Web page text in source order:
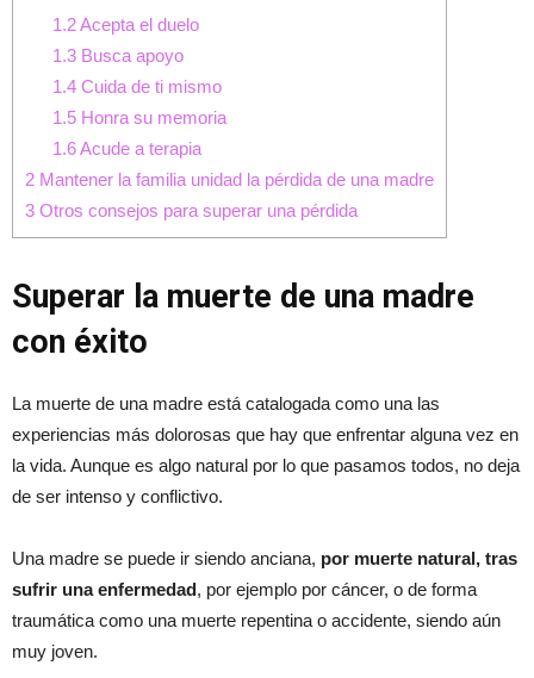
1.2Acepta el duelo
1.3Busca apoyo
1.4Cuida de ti mismo
1.5Honra su memoria
1.6Acude a terapia
2 Mantener la familia unidad la pérdida de una madre
3 Otros consejos para superar una pérdida
Superar la muerte de una madre
con éxito
La muerte de una madre está catalogada como una las
experiencias más dolorosas que hay que enfrentar alguna vez en
la vida. Aunque es algo natural por lo que pasamos todos, no deja
de ser intenso y conflictivo.
Una madre se puede ir siendo anciana, por muerte natural, tras
sufrir una enfermedad, por ejemplo por cáncer, o de forma
traumática como una muerte repentina o accidente, siendo aún
muy joven.